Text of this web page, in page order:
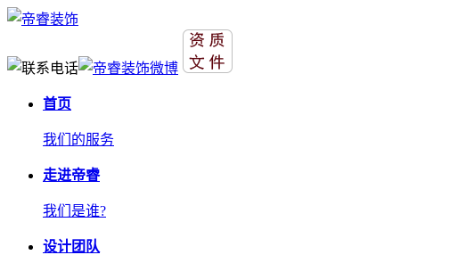
首页
我们的服务
走进帝睿
我们是谁?
设计团队